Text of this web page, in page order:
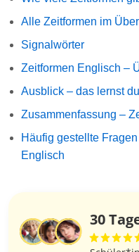
Alle Zeitformen im
Signalwörter
Zeitformen Englisch –
Ausblick – das lernst
Zusammenfassung –
Häufig gestellte
Englisch
30